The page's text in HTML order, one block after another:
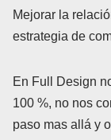
Mejorar la
estrategia de
En Full Design
100 %, no nos
paso mas allá y